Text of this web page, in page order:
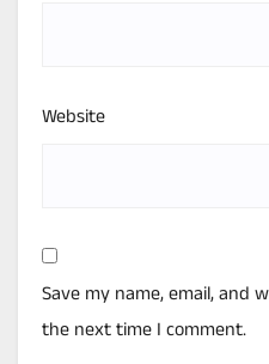
Website
Save my name, email, and
the next time I comment.